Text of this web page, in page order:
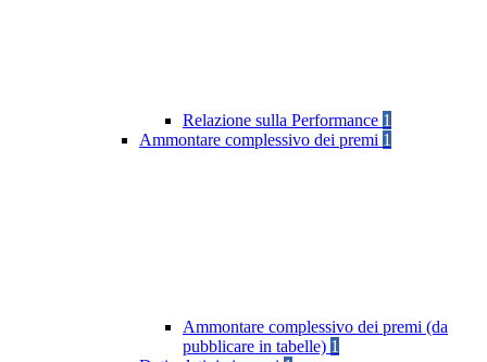
Relazione sulla Performance 1
Ammontare complessivo dei premi 1
Ammontare complessivo dei premi (da
pubblicare in tabelle) 1